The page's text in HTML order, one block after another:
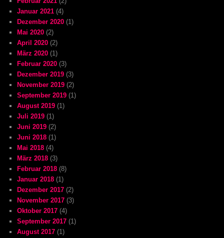
Januar 2021 (4)
Dezember 2020 (1)
Mai 2020 (2)
April 2020 (2)
März 2020 (1)
Februar 2020 (3)
Dezember 2019 (3)
November 2019 (2)
September 2019 (1)
August 2019 (1)
Juli 2019 (1)
Juni 2019 (2)
Juni 2018 (1)
Mai 2018 (4)
März 2018 (3)
Februar 2018 (8)
Januar 2018 (1)
Dezember 2017 (2)
November 2017 (3)
Oktober 2017 (4)
September 2017 (1)
August 2017 (1)